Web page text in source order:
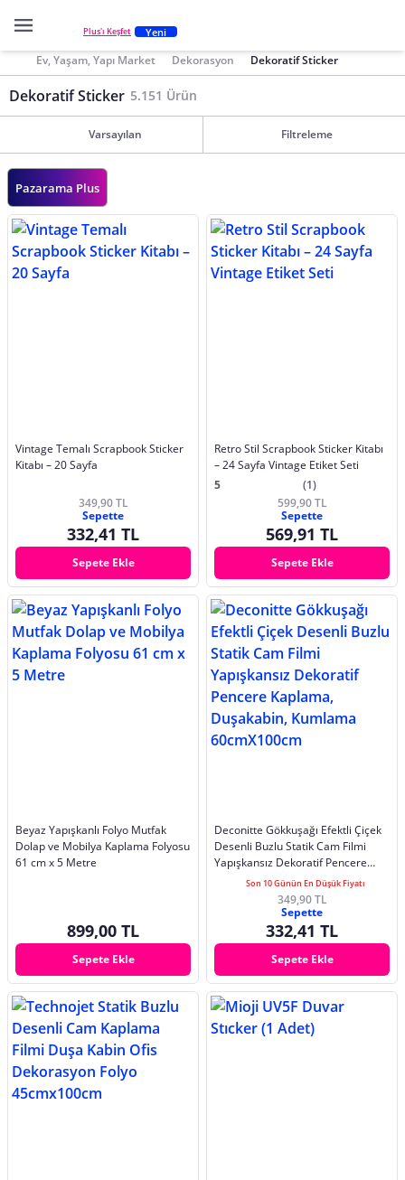
Plus'ı Keşfet Yeni
Ev, Yaşam, Yapı Market Dekorasyon Dekoratif Sticker
Dekoratif Sticker 5.151 Ürün
Varsayılan Filtreleme
Pazarama Plus
Vintage Temalı Scrapbook Sticker
Kitabı – 20 Sayfa
349,90 TL
Sepette
332,41 TL
Sepete Ekle
Retro Stil Scrapbook Sticker Kitabı
– 24 Sayfa Vintage Etiket Seti
5
(1)
599,90 TL
Sepette
569,91 TL
Sepete Ekle
Beyaz Yapışkanlı Folyo Mutfak
Dolap ve Mobilya Kaplama Folyosu
61 cm x 5 Metre
899,00 TL
Sepete Ekle
Deconitte Gökkuşağı Efektli Çiçek
Desenli Buzlu Statik Cam Filmi
Yapışkansız Dekoratif Pencere
Kaplama, Duşakabin, Kumlama
60cmX100cm
Son 10 Günün En Düşük Fiyatı
349,90 TL
Sepette
332,41 TL
Sepete Ekle